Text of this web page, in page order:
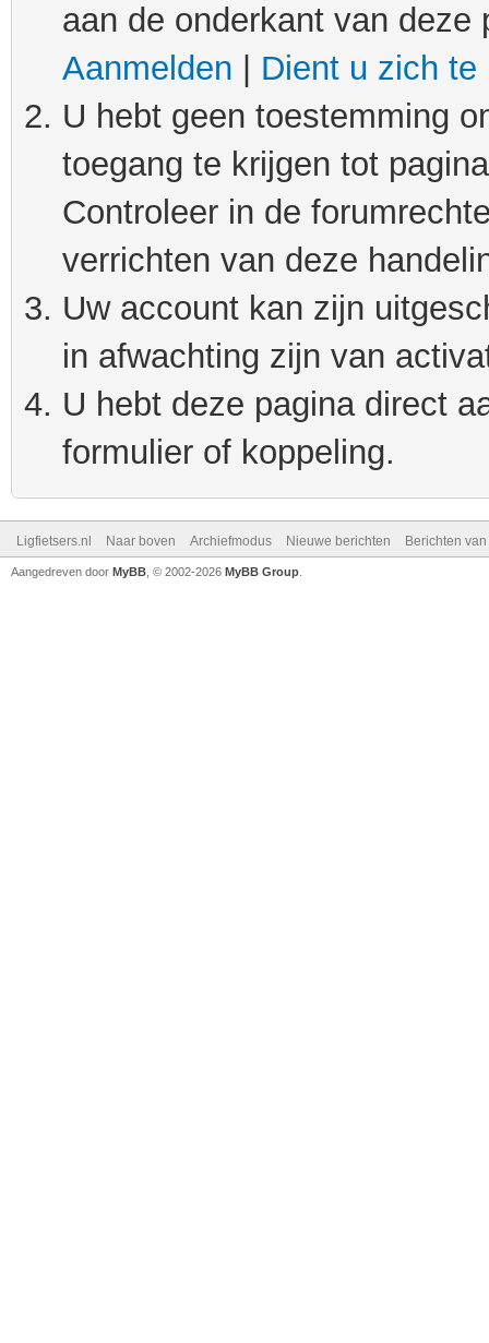
aan de onderkant van
Aanmelden
Dient u zich te
U hebt geen toestemming
toegang te krijgen tot
Controleer in de
verrichten van deze
Uw account kan zijn
in afwachting zijn van
U hebt deze pagina direct
formulier of koppeling.
Ligfietsers.nl Naar boven Archiefmodus Nieuwe berichten Berichten
Aangedreven door MyBB , © 2002-2026 MyBB Group